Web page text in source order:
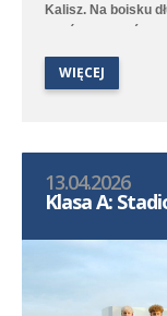
Kalisz. Na boisku
choć to Poloniści
taktyczny przed
wzrosła aż w 76.
średzka drużyna
dobrym
WIĘCEJ
13.04.2026
Klasa A: